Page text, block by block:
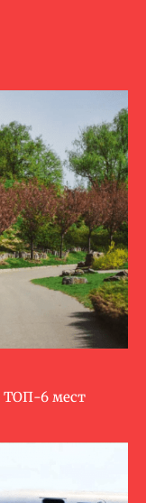
ТОП-6 мест